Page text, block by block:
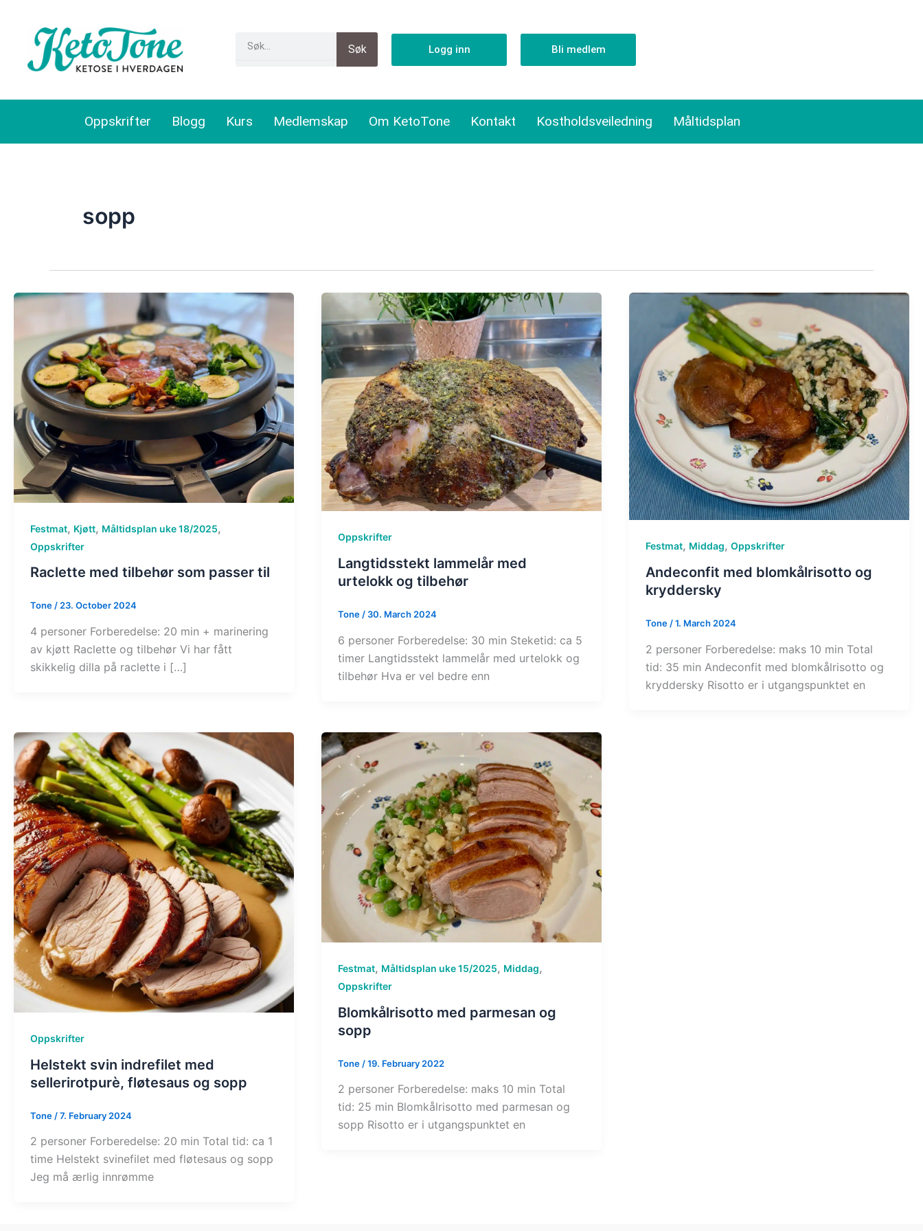
content
Søk Logg inn Bli medlem
Oppskrifter Blogg Kurs Medlemskap Om KetoTone Kontakt Kostholdsveiledning Måltidsplan
sopp
Festmat, Kjøtt, Måltidsplan uke 18/2025,
Oppskrifter
Raclette med tilbehør som passer til
Tone/23. October 2024
4 personer Forberedelse: 20 min + marinering
av kjøtt Raclette og tilbehør Vi har fått
skikkelig dilla på raclette i […]
Oppskrifter
Langtidsstekt lammelår med
urtelokk og tilbehør
Tone / 30. March 2024
6 personer Forberedelse: 30 min Steketid: ca 5
timer Langtidsstekt lammelår med urtelokk og
tilbehør Hva er vel bedre enn
Festmat, Middag, Oppskrifter
Andeconfit med blomkålrisotto og
kryddersky
Tone/1. March 2024
2 personer Forberedelse: maks 10 min Total
tid: 35 min Andeconfit med blomkålrisotto og
kryddersky Risotto er i utgangspunktet en
Oppskrifter
Helstekt svin indrefilet med
sellerirotpurè, fløtesaus og sopp
Tone /7. February 2024
2 personer Forberedelse: 20 min Total tid: ca 1
time Helstekt svinefilet med fløtesaus og sopp
Jeg må ærlig innrømme
Festmat, Måltidsplan uke 15/2025, Middag,
Oppskrifter
Blomkålrisotto med parmesan og
sopp
Tone /19. February 2022
2 personer Forberedelse: maks 10 min Total
tid: 25 min Blomkålrisotto med parmesan og
sopp Risotto er i utgangspunktet en